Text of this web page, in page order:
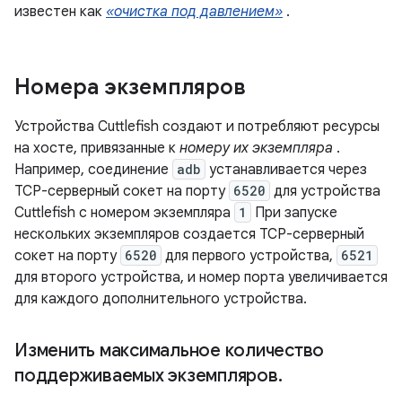
известен как «очистка под давлением» .
Номера экземпляров
Устройства Cuttlefish создают и потребляют ресурсы
на хосте, привязанные к номеру их экземпляра .
Например, соединение adb устанавливается через
TCP-серверный сокет на порту 6520 для устройства
Cuttlefish с номером экземпляра 1
При запуске
нескольких экземпляров создается TCP-серверный
сокет на порту 6520 для первого устройства, 6521
для второго устройства, и номер порта увеличивается
для каждого дополнительного устройства.
Изменить максимальное количество
поддерживаемых экземпляров.